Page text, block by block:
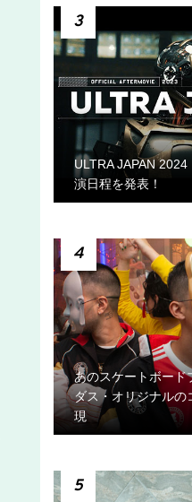
3
ULTRA JAPAN
演日程を発表！
4
あのスケートボード
ダス・オリジナルの
現
5